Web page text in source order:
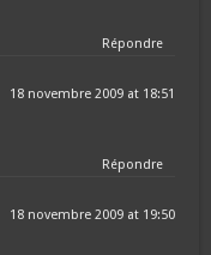
Répondre
18 novembre 2009 at 18:51
Répondre
18 novembre 2009 at 19:50